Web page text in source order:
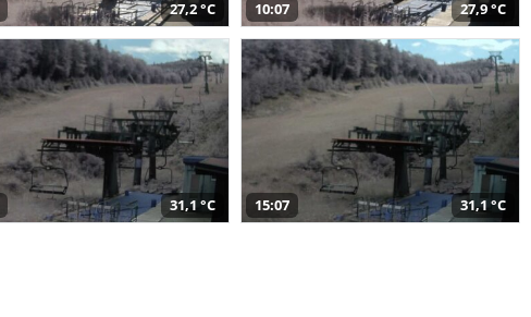
27,2 °C 10:07 27,9 °C
31,1 °C 15:07 31,1 °C